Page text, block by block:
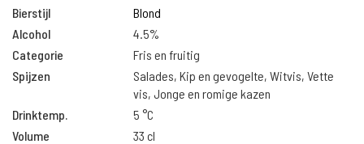
Bierstijl
Blond
Alcohol
4.5%
Categorie
Fris en fruitig
Spijzen
Salades, Kip en gevogelte, Witvis, Vette
vis, Jonge en romige kazen
Drinktemp.
5 °C
Volume
33 cl